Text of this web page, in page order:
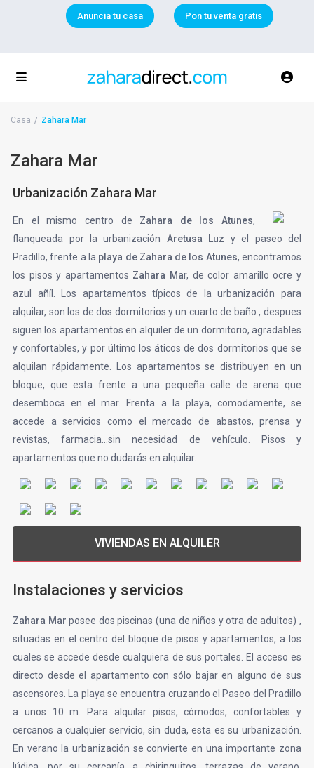
Anuncia tu casa Pon tu venta gratis
Casa Zahara Mar
Zahara Mar
Urbanización Zahara Mar
En el mismo centro de Zahara de los Atunes,
flanqueada por la urbanización Aretusa Luz y el paseo del
Pradillo, frente a la playa de Zahara de los Atunes, encontramos
los pisos y apartamentos Zahara Mar, de color amarillo ocre y
azul añíl. Los apartamentos típicos de la urbanización para
alquilar, son los de dos dormitorios y un cuarto de baño , despues
siguen los apartamentos en alquiler de un dormitorio, agradables
y confortables, y por último los áticos de dos dormitorios que se
alquilan rápidamente. Los apartamentos se distribuyen en un
bloque, que esta frente a una pequeña calle de arena que
desemboca en el mar. Frenta a la playa, comodamente, se
accede a servicios como el mercado de abastos, prensa y
revistas, farmacia…sin necesidad de vehículo. Pisos y
apartamentos que no dudarás en alquilar.
Instalaciones y servicios
Zahara Mar posee dos piscinas (una de niños y otra de adultos) ,
situadas en el centro del bloque de pisos y apartamentos, a los
cuales se accede desde cualquiera de sus portales. El acceso es
directo desde el apartamento con sólo bajar en alguno de sus
ascensores. La playa se encuentra cruzando el Paseo del Pradillo
a unos 10 m. Para alquilar pisos, cómodos, confortables y
cercanos a cualquier servicio, sin duda, esta es su urbanización.
En verano la urbanización se convierte en una importante zona